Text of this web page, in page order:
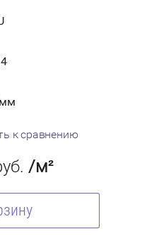
к сравнению
/м²